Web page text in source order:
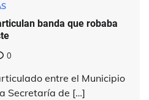
banda que robaba
0
entre el Municipio
Secretaría de […]